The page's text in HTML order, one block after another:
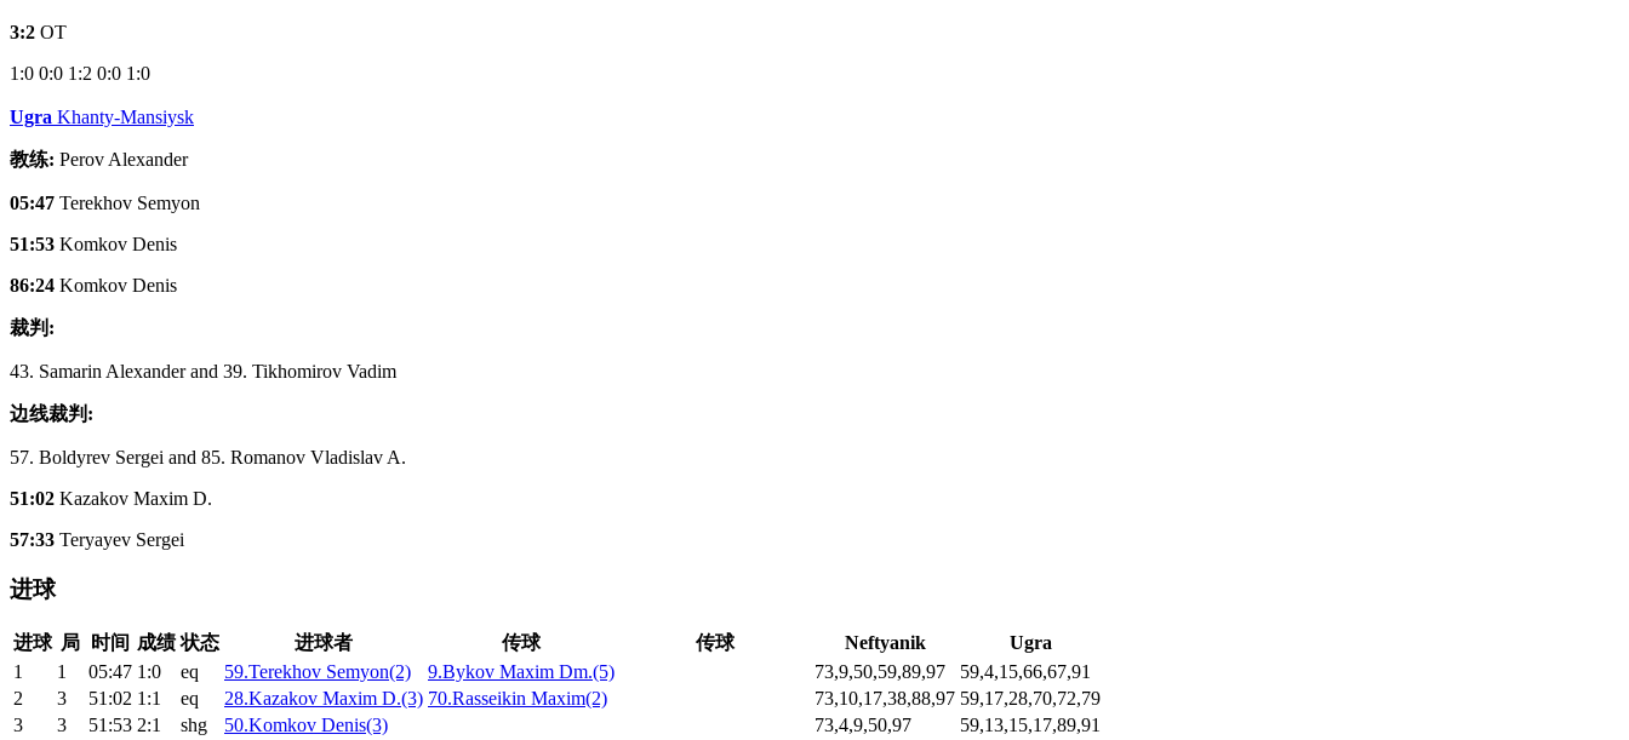
3:2 OT
1:0 0:0 1:2 0:0 1:0
Ugra Khanty-Mansiysk
教练: Perov Alexander
05:47 Terekhov Semyon
51:53 Komkov Denis
86:24 Komkov Denis
裁判:
43. Samarin Alexander and 39. Tikhomirov Vadim
边线裁判:
57. Boldyrev Sergei and 85. Romanov Vladislav A.
51:02 Kazakov Maxim D.
57:33 Teryayev Sergei
进球
进球 局 时间 成绩 状态 进球者 传球 传球 Neftyanik
Ugra
1
1 05:47 1:0 eq 59.Terekhov Semyon(2) 9.Bykov Maxim Dm.(5) 73,9,50,59,89,97
59,4,15,66,67,91
2
3 51:02 1:1 eq 28.Kazakov Maxim D.(3) 70.Rasseikin Maxim(2) 73,10,17,38,88,97 59,17,28,70,72,79
3
3 51:53 2:1 shg 50.Komkov Denis(3) 73,4,9,50,97
59,13,15,17,89,91